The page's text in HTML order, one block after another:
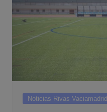
Noticias Rivas Vaciamadrid